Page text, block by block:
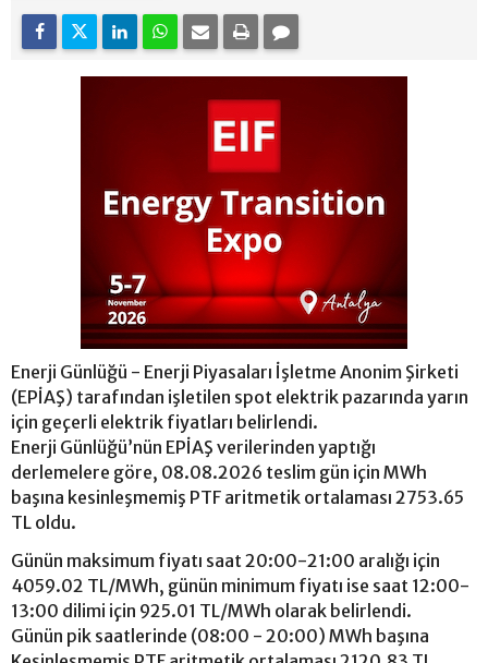
Enerji Günlüğü - Enerji Piyasaları İşletme Anonim Şirketi
(EPİAŞ) tarafından işletilen spot elektrik pazarında yarın
için geçerli elektrik fiyatları belirlendi.
Enerji Günlüğü’nün EPİAŞ verilerinden yaptığı
derlemelere göre, 08.08.2026 teslim gün için MWh
başına kesinleşmemiş PTF aritmetik ortalaması 2753.65
TL oldu.
Günün maksimum fiyatı saat 20:00-21:00 aralığı için
4059.02 TL/MWh, günün minimum fiyatı ise saat 12:00-
13:00 dilimi için 925.01 TL/MWh olarak belirlendi.
Günün pik saatlerinde (08:00 - 20:00) MWh başına